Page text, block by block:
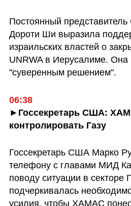
Постоянный
Дороти Ши выразила
израильских властей о
UNRWA в Иерусалиме. Она
"суверенным решением".
06:38
►Госсекретарь США:
контролировать Газу
Госсекретарь США Марко
телефону с главами МИД
поводу ситуации в секторе
подчеркивалась
усилия, чтобы ХАМАС понес